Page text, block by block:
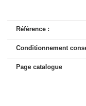
Référence :
Conditionnement
Page catalogue